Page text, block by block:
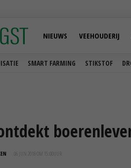
SMART FARMING STIKSTOF
NIEUWS VEEHOUDERIJ
06 JUN 2018 OM 15:00